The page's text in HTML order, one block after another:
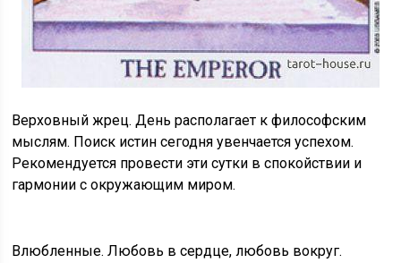
Верховный жрец. День располагает к философским
мыслям. Поиск истин сегодня увенчается успехом.
Рекомендуется провести эти сутки в спокойствии и
гармонии с окружающим миром.
Влюбленные. Любовь в сердце, любовь вокруг.